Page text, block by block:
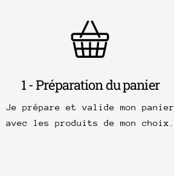
1 - Préparation du panier
Je prépare et valide mon panier
avec les produits de mon choix.